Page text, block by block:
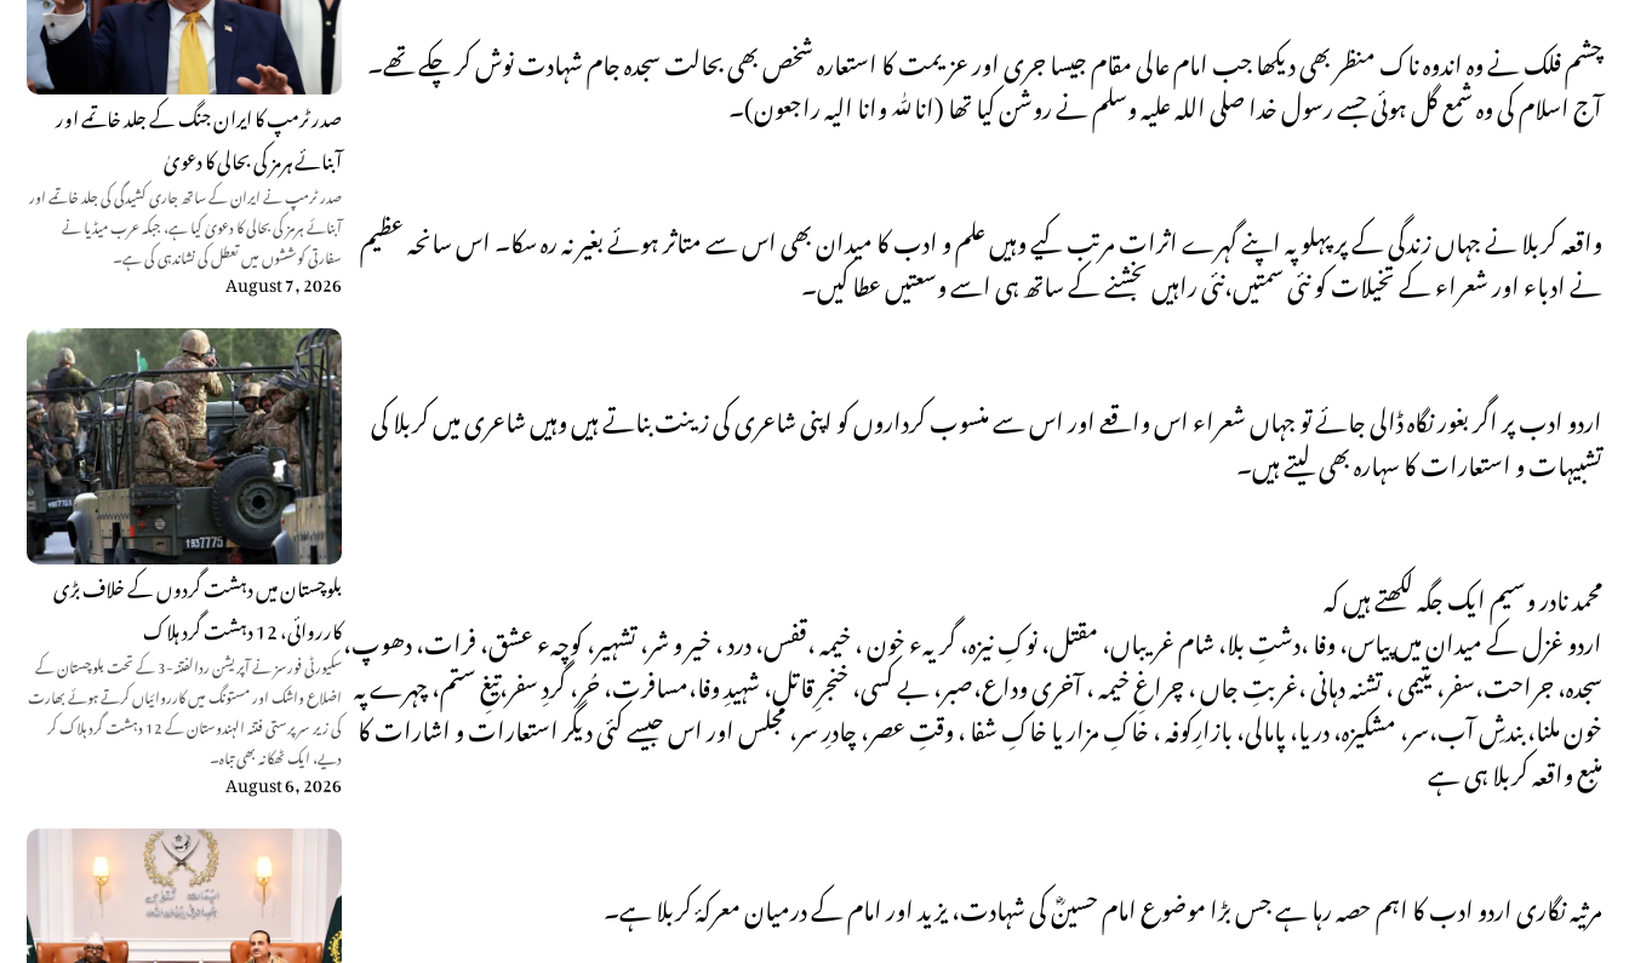
صدر ٹرمپ کا ایران جنگ کے جلد خاتمے اور
آبنائے ہرمز کی بحالی کا دعویٰ
صدر ٹرمپ نے ایران کے ساتھ جاری کشیدگی کی جلد خاتمے اور
آبنائے ہرمز کی بحالی کا دعویٰ کیا ہے، جبکہ عرب میڈیا نے
سفارتی کوششوں میں تعطل کی نشاندہی کی ہے۔
August 7, 2026
بلوچستان میں دہشت گردوں کے خلاف بڑی
کارروائی، 12 دہشت گرد ہلاک
سکیورٹی فورسز نے آپریشن ردالفتنہ-3 کے تحت بلوچستان کے
اضلاع واشک اور مستونگ میں کارروائیاں کرتے ہوئے بھارت
کی زیر سرپرستی فتنہ الہندوستان کے 12 دہشت گرد ہلاک کر
دیے، ایک ٹھکانہ بھی تباہ۔
August 6, 2026
چشم فلک نے وہ اندوہ ناک منظر بھی دیکھا جب امام عالی مقام جیسا جری اور عزیمت کا استعارہ شخص بھی بحالت سجدہ جام شہادت نوش کر چکے تھے۔
آج اسلام کی وہ شمع گل ہوئی جسے رسول خدا صلی اللہ علیہ وسلم نے روشن کیا تھا (انا للّٰہ وانا الیہ راجعون)۔
واقعہ کربلا نے جہاں زندگی کے پر پہلو پہ اپنے گہرے اثرات مرتب کیے وہیں علم و ادب کا میدان بھی اس سے متاثر ہوئے بغیر نہ رہ سکا۔ اس سانحہ عظیم
نے ادباء اور شعراء کے تخیلات کو نئی سمتیں،نئی راہیں بخشنے کے ساتھ ہی اسے وسعتیں عطا کیں۔
اردو ادب پر اگر بغور نگاہ ڈالی جائے تو جہاں شعراء اس واقعے اور اس سے منسوب کرداروں کو اپنی شاعری کی زینت بناتے ہیں وہیں شاعری میں کربلا کی
تشبیہات و استعارات کا سہارہ بھی لیتے ہیں۔
محمد نادر وسیم ایک جگہ لکھتے ہیں کہ
اردو غزل کے میدان میں پیاس، وفا ،دشتِ بلا، شام غریباں، مقتل، نوکِ نیزہ، گریہء خون ، خیمہ ،قفس، درد ، خیر و شر، تشہیر، کوچہء عشق، فرات، دھوپ،
سجدہ، جراحت،سفر، یتیمی ، تشنہ دہانی ،غربتِ جاں ، چراغِ خیمہ ، آخری وداع،صبر، بے کسی، خنجرِ قاتل، شہیدِ وفا،مسافرت، حُر، گردِ سفر،تیغِ ستم، چہرے پہ
خون ملنا، بندشِ آب،سر، مشکیزہ، دریا، پامالی، بازارِکوفہ ، خاکِ مزار یا خاکِ شفا ، وقتِ عصر، چادرِ سر، مجلس اور اس جیسے کئی دیگر استعارات و اشارات کا
منبع واقعہ کربلا ہی ہے
مرثیہ نگاری اردو ادب کا اہم حصہ رہا ہے جس بڑا موضوع امام حسینؓ کی شہادت، یزید اور امام کے درمیان معرکۂ کربلا ہے۔